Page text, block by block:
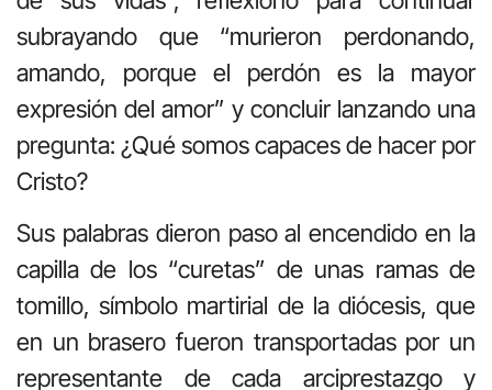
subrayando que “murieron perdonando,
amando, porque el perdón es la mayor
expresión del amor” y concluir lanzando una
pregunta: ¿Qué somos capaces de hacer por
Cristo?
Sus palabras dieron paso al encendido en la
capilla de los “curetas” de unas ramas de
tomillo, símbolo martirial de la diócesis, que
en un brasero fueron transportadas por un
representante de cada arciprestazgo y